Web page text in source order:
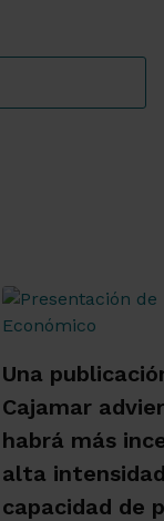
Una
Cajamar
habrá más
alta
capacidad de